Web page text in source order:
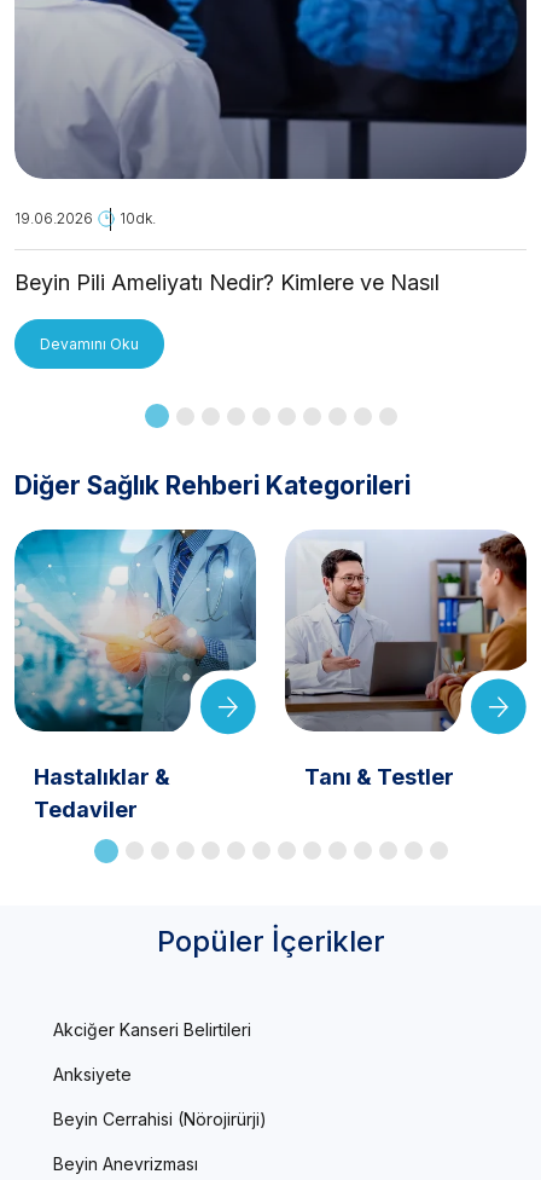
19.06.2026 10dk.
Beyin Pili Ameliyatı Nedir? Kimlere ve Nasıl
Devamını Oku
Diğer Sağlık Rehberi Kategorileri
Hastalıklar &
Tedaviler
Tanı & Testler
Popüler İçerikler
Akciğer Kanseri Belirtileri
Anksiyete
Beyin Cerrahisi (Nörojirürji)
Beyin Anevrizması